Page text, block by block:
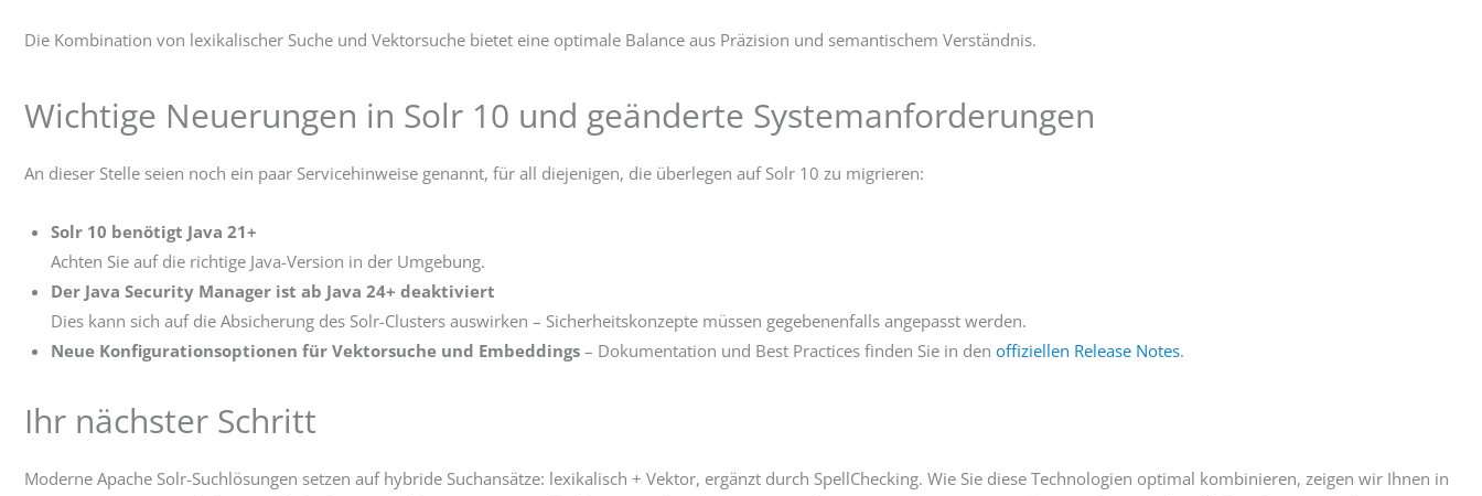
Die Kombination von lexikalischer Suche und Vektorsuche bietet eine optimale Balance aus Präzision und semantischem Verständnis.
Wichtige Neuerungen in Solr 10 und geänderte Systemanforderungen
An dieser Stelle seien noch ein paar Servicehinweise genannt, für all diejenigen, die überlegen auf Solr 10 zu migrieren:
Solr 10 benötigt Java 21+
Achten Sie auf die richtige Java-Version in der Umgebung.
Der Java Security Manager ist ab Java 24+ deaktiviert
Dies kann sich auf die Absicherung des Solr-Clusters auswirken – Sicherheitskonzepte müssen gegebenenfalls angepasst werden.
Neue Konfigurationsoptionen für Vektorsuche und Embeddings – Dokumentation und Best Practices finden Sie in den offiziellen Release Notes.
Ihr nächster Schritt
Moderne Apache Solr-Suchlösungen setzen auf hybride Suchansätze: lexikalisch + Vektor, ergänzt durch SpellChecking. Wie Sie diese Technologien optimal kombinieren, zeigen wir Ihnen in